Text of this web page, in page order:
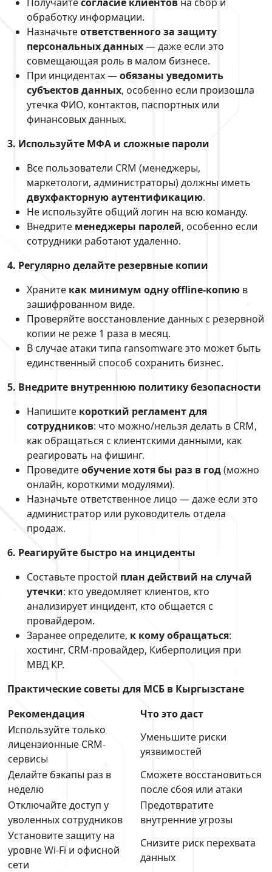
обработку информации.
Назначьтеответственного за защиту
персональных данных— даже если это
совмещающая роль в малом бизнесе.
При инцидентах —обязаны уведомить
субъектов данных, особенно если произошла
утечка ФИО, контактов, паспортных или
финансовых данных.
3. Используйте МФА и сложные пароли
Все пользователи CRM (менеджеры,
маркетологи, администраторы) должны иметь
двухфакторную аутентификацию.
Не используйте общий логин на всю команду.
Внедрите менеджеры паролей, особенно если
сотрудники работают удаленно.
4. Регулярно делайте резервные копии
Храните как минимум одну offline-копию в
зашифрованном виде.
Проверяйте восстановление данных с резервной
копии не реже 1 раза в месяц.
В случае атаки типа ransomware это может быть
единственный способ сохранить бизнес.
5. Внедрите внутреннюю политику безопасности
Напишите короткий регламент для
сотрудников: что можно/нельзя делать в CRM,
как обращаться с клиентскими данными, как
реагировать на фишинг.
Проведитеобучение хотя бы раз в год(можно
онлайн, короткими модулями).
Назначьте ответственное лицо — даже если это
администратор или руководитель отдела
продаж.
6. Реагируйте быстро на инциденты
Составьте простой план действий на случай
утечки: кто уведомляет клиентов, кто
анализирует инцидент, кто общается с
провайдером.
Заранее определите, к кому обращаться:
хостинг, CRM-провайдер, Киберполиция при
МВД КР.
Практические советы для МСБ в Кыргызстане
Рекомендация
Что это даст
Используйте только
лицензионные CRM-
сервисы
Уменьшите риски
уязвимостей
Делайте бэкапы раз в
неделю
Сможете восстановиться
после сбоя или атаки
Отключайте доступ у
уволенных сотрудников
Предотвратите
внутренние угрозы
Установите защиту на
уровне Wi-Fi и офисной
сети
Снизите риск перехвата
данных